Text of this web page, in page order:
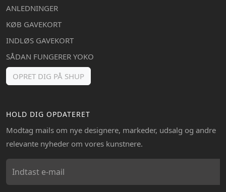
ANLEDNINGER
KØB GAVEKORT
INDLØS GAVEKORT
SÅDAN FUNGERER YOKO
OPRET DIG PÅ SHUP
HOLD DIG OPDATERET
Modtag mails om nye designere, markeder, udsalg og andre
relevante nyheder om vores kunstnere.